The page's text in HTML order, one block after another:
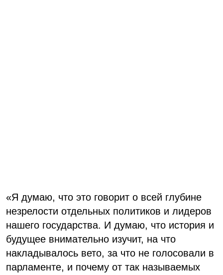
«Я думаю, что это говорит о всей глубине
незрелости отдельных политиков и лидеров
нашего государства. И думаю, что история и
будущее внимательно изучит, на что
накладывалось вето, за что не голосовали в
парламенте, и почему от так называемых